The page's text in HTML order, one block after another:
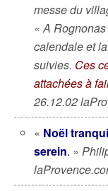
messe du
« A
calendale et
suivies. Ces
attachées à
26.12.02
« Noël
serein. »